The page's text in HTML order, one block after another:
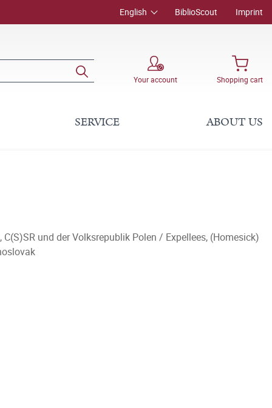
English BiblioScout Imprint
Your account Shopping cart
SERVICE ABOUT US
und der Volksrepublik Polen / Expellees, (Homesick)